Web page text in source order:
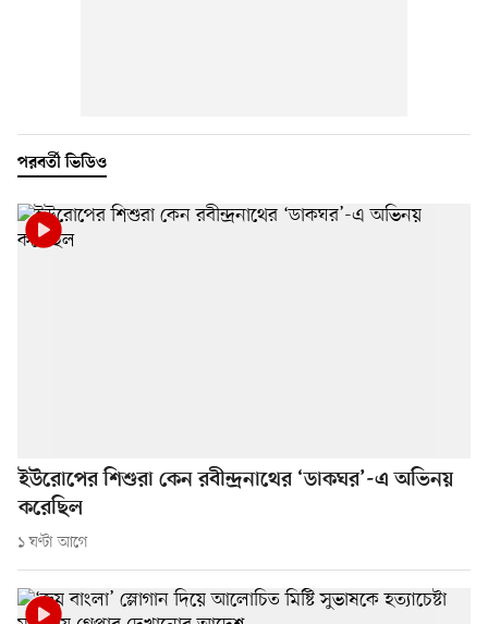
পরবর্তী ভিডিও
ইউরোপের শিশুরা কেন রবীন্দ্রনাথের ‘ডাকঘর’-এ অভিনয়
করেছিল
১ ঘণ্টা আগে